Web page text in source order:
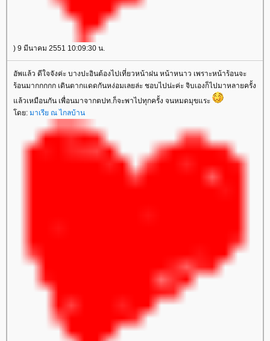
) 9 มีนาคม 2551 10:09:30 น.
อัพแล้ว ดีใจจังค่ะ บางปะอินต้องไปเที่ยวหน้าฝน หน้าหนาว เพราะหน้าร้อนจะ
ร้อนมากกกกก เดินตากแดดกันหง่อมเลยล่ะ ชอบไปน่ะค่ะ จิบเองก็ไปมาหลายครั้ง
แล้วเหมือนกัน เพื่อนมาจากตปท.ก็จะพาไปทุกครั้ง จนหมดมุขแระ
โดย: มาเรีย ณ ไกลบ้าน